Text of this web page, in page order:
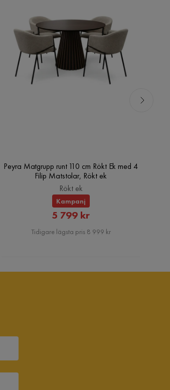
Peyra Matgrupp runt 110 cm Rökt Ek med 4
Filip Matstolar, Rökt ek
Rökt ek
Kampanj
Rabatterat
Pris
5 799 kr
Tidigare lägsta pris 8 999 kr